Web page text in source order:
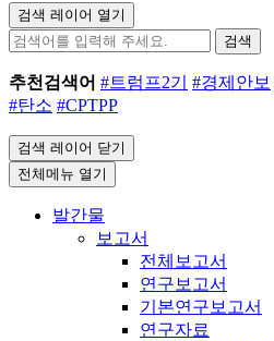
검색 레이어 열기
검색
추천검색어 #트럼프2기 #경제안보
#탄소 #CPTPP
검색 레이어 닫기
전체메뉴 열기
발간물
보고서
전체보고서
연구보고서
기본연구보고서
연구자료